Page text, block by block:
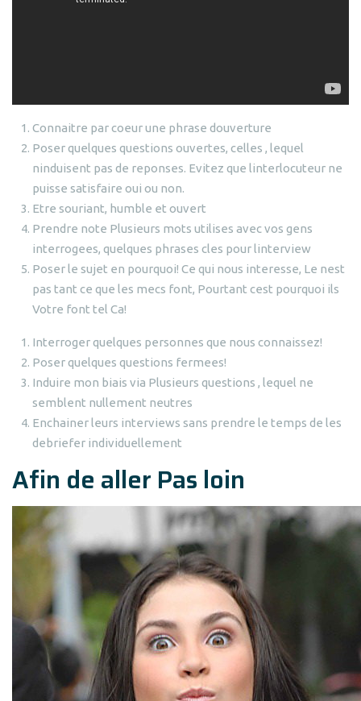
Connaitre par coeur une phrase douverture
Poser quelques questions ouvertes, celles , lequel
ninduisent pas de reponses. Evitez que linterlocuteur ne
puisse satisfaire oui ou non.
Etre souriant, humble et ouvert
Prendre note Plusieurs mots utilises avec vos gens
interrogees, quelques phrases cles pour linterview
Poser le sujet en pourquoi! Ce qui nous interesse, Le nest
pas tant ce que les mecs font, Pourtant cest pourquoi ils
Votre font tel Ca!
Interroger quelques personnes que nous connaissez!
Poser quelques questions fermees!
Induire mon biais via Plusieurs questions , lequel ne
semblent nullement neutres
Enchainer leurs interviews sans prendre le temps de les
debriefer individuellement
Afin de aller Pas loin